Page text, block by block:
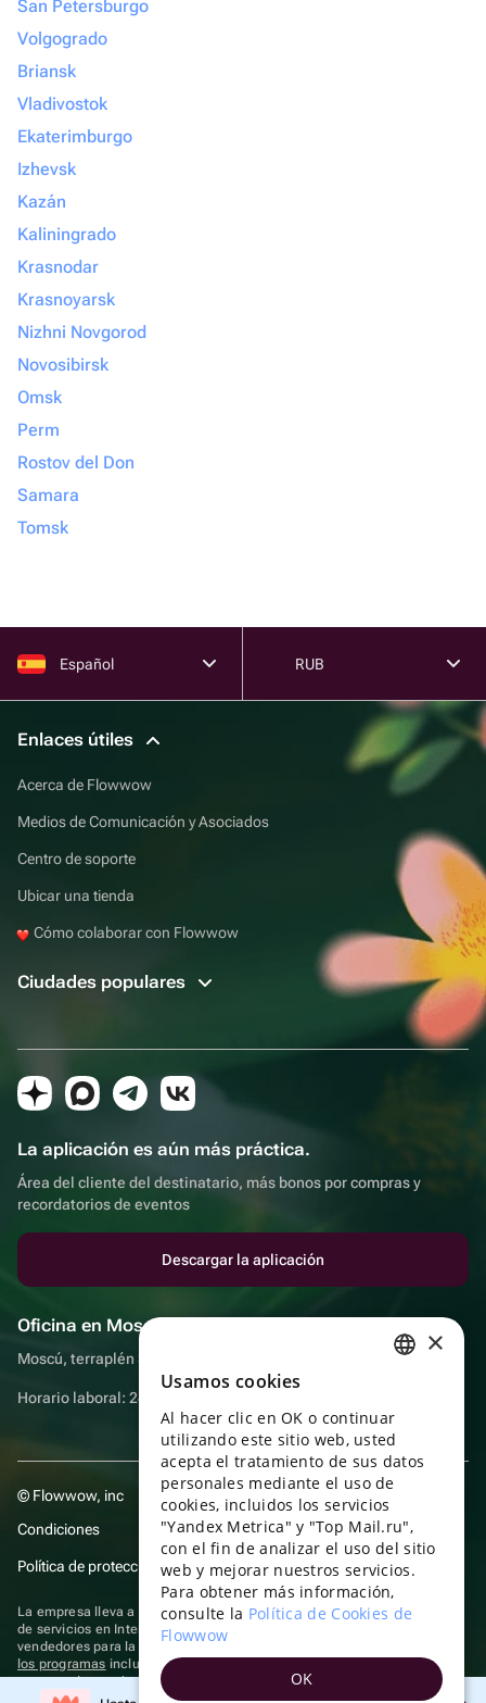
San Petersburgo
Volgogrado
Briansk
Vladivostok
Ekaterimburgo
Izhevsk
Kazán
Kaliningrado
Krasnodar
Krasnoyarsk
Nizhni Novgorod
Novosibirsk
Omsk
Perm
Rostov del Don
Samara
Tomsk
Español RUB
Enlaces útiles
Acerca de Flowwow
Medios de Comunicación y Asociados
Centro de soporte
Ubicar una tienda
Cómo colaborar con Flowwow
Ciudades populares
La aplicación es aún más práctica.
Área del cliente del destinatario, más bonos por compras y
recordatorios de eventos
Descargar la aplicación
Oficina en Moscú
Moscú, terraplén Sadovnicheskaya, 9, sala 2/3
Horario laboral: 24 horas
© Flowwow, inc
Condiciones
Política de protección y privacidad de datos
La empresa lleva a cabo su actividad en el ámbito de las TI: prestación
de servicios en Internet para la publicación de ofertas (anuncios) de
vendedores para la venta de artículos. Acceder a la
los programas incluidos en el registro de programas rusos para
computadoras y bases de datos.
ENGLISH
UKRAINIAN
PORTUGUESE
SPANISH
HUNGARIAN
ITALIAN
×
Usamos cookies
Al hacer clic en OK o continuar
utilizando este sitio web, usted
acepta el tratamiento de sus datos
personales mediante el uso de
cookies, incluidos los servicios
"Yandex Metrica" y "Top Mail.ru",
con el fin de analizar el uso del sitio
web y mejorar nuestros servicios.
Para obtener más información,
consulte la Política de Cookies de
Flowwow
OK